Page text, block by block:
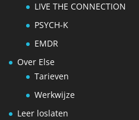
LIVE THE CONNECTION
PSYCH-K
EMDR
Over Else
Tarieven
Werkwijze
Leer loslaten